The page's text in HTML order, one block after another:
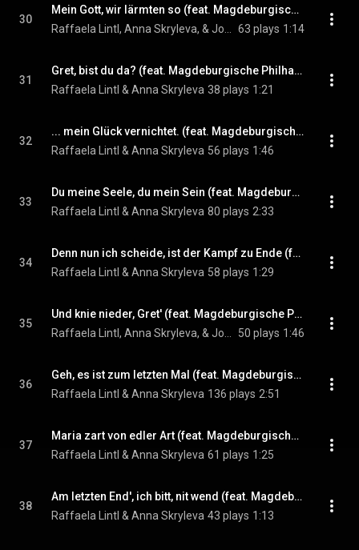
30
Mein Gott, wir lärmten so (feat. Magdeburgische Philharmonie, Na’ama Shulman & Benjamin Lee)
63 plays 1:14
31
Gret, bist du da? (feat. Magdeburgische Philharmonie & Zoltan Nyari)
Raffaela Lintl & Anna Skryleva 38 plays 1:21
32
... mein Glück vernichtet. (feat. Magdeburgische Philharmonie & Zoltan Nyari)
Raffaela Lintl & Anna Skryleva 56 plays 1:46
33
Du meine Seele, du mein Sein (feat. Magdeburgische Philharmonie & Zoltan Nyari)
Raffaela Lintl & Anna Skryleva 80 plays 2:33
34
Denn nun ich scheide, ist der Kampf zu Ende (feat. Magdeburgische Philharmonie & Zoltan Nyari)
Raffaela Lintl & Anna Skryleva 58 plays 1:29
35
Und knie nieder, Gret' (feat. Magdeburgische Philharmonie, Zoltan Nyari & Opernchor des Theaters Magdeburg)
50 plays 1:46
36
Geh, es ist zum letzten Mal (feat. Magdeburgische Philharmonie, Na’ama Shulman & Karina Repova)
Raffaela Lintl & Anna Skryleva 136 plays 2:51
37
Maria zart von edler Art (feat. Magdeburgische Philharmonie & Zoltan Nyari)
Raffaela Lintl & Anna Skryleva 61 plays 1:25
38
Am letzten End', ich bitt, nit wend (feat. Magdeburgische Philharmonie, Karina Repova & Na’ama Shulman)
Raffaela Lintl & Anna Skryleva 43 plays 1:13